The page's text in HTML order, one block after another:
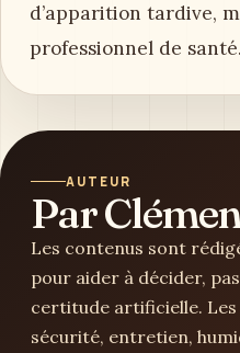
d’apparition tardive,
professionnel de santé.
AUTEUR
Par
Les contenus sont
pour aider à décider,
certitude artificielle.
sécurité, entretien,